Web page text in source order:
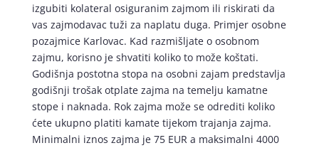
izgubiti kolateral osiguranim zajmom ili riskirati da
vas zajmodavac tuži za naplatu duga. Primjer osobne
pozajmice Karlovac. Kad razmišljate o osobnom
zajmu, korisno je shvatiti koliko to može koštati.
Godišnja postotna stopa na osobni zajam predstavlja
godišnji trošak otplate zajma na temelju kamatne
stope i naknada. Rok zajma može se odrediti koliko
ćete ukupno platiti kamate tijekom trajanja zajma.
Minimalni iznos zajma je 75 EUR a maksimalni 4000